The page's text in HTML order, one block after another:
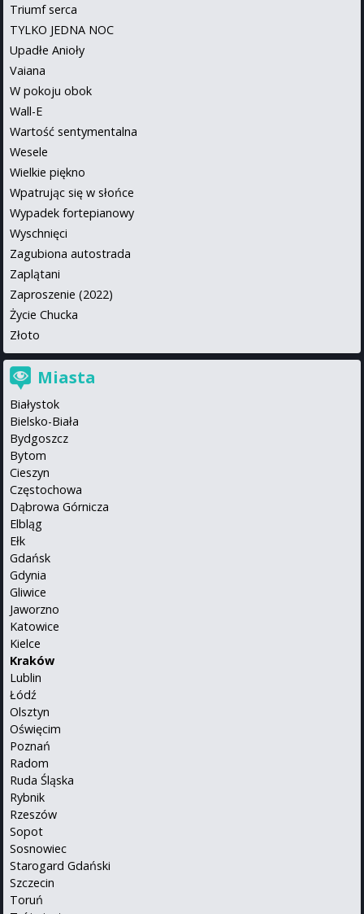
Triumf serca
TYLKO JEDNA NOC
Upadłe Anioły
Vaiana
W pokoju obok
Wall-E
Wartość sentymentalna
Wesele
Wielkie piękno
Wpatrując się w słońce
Wypadek fortepianowy
Wyschnięci
Zagubiona autostrada
Zaplątani
Zaproszenie (2022)
Życie Chucka
Złoto
Miasta
Białystok
Bielsko-Biała
Bydgoszcz
Bytom
Cieszyn
Częstochowa
Dąbrowa Górnicza
Elbląg
Ełk
Gdańsk
Gdynia
Gliwice
Jaworzno
Katowice
Kielce
Kraków
Lublin
Łódź
Olsztyn
Oświęcim
Poznań
Radom
Ruda Śląska
Rybnik
Rzeszów
Sopot
Sosnowiec
Starogard Gdański
Szczecin
Toruń